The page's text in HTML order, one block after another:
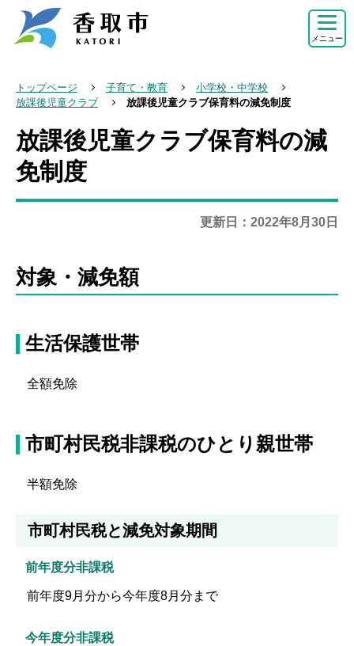
メニュー
トップページ 子育て・教育
小学校・中学校
放課後児童クラブ
放課後児童クラブ保育料の減免制度
本
文
こ
こ
放課後児童クラブ保育料の減
免制度
更新日：2022年8月30日
対象・減免額
生活保護世帯
全額免除
市町村民税非課税のひとり親世帯
半額免除
市町村民税と減免対象期間
前年度分非課税
前年度9月分から今年度8月分まで
今年度分非課税